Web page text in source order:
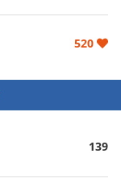
520
139